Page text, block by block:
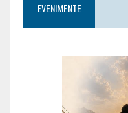
EVENIMENTE